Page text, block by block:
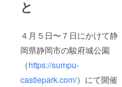
と
４月５日〜７日にかけて静
岡県静岡市の駿府城公園
（https://sumpu-
castlepark.com/）にて開催